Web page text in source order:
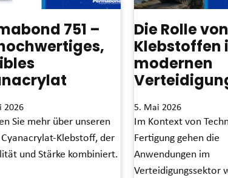
751 –
2026
Sie mehr über unseren
Klebstoff, der
und Stärke kombiniert.
Die Rolle von
Klebstoffen
modernen
5. Mai 2026
Im Kontext von
Fertigung gehen die
Anwendungen im
Verteidigungssektor